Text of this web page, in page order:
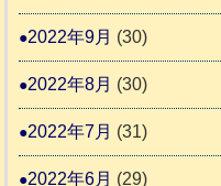
2022年9月 (30)
2022年8月 (30)
2022年7月 (31)
2022年6月 (29)